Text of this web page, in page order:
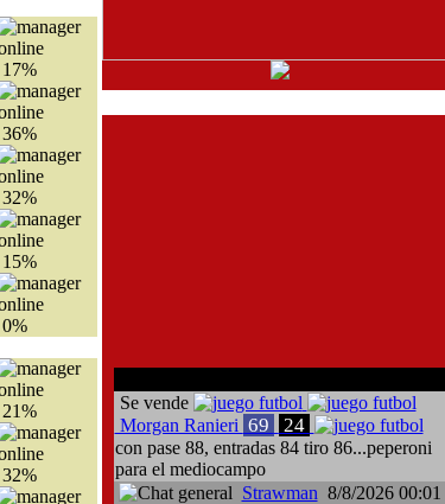
17%
36%
32%
15%
0%
21%
32%
Se vende
Morgan Ranieri 69 24
con pase 88, entradas 84 tiro 86...peperoni
para el mediocampo
Strawman 8/8/2026 00:01